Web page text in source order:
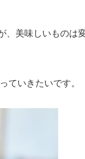
、美味しいものは
ていきたいです。